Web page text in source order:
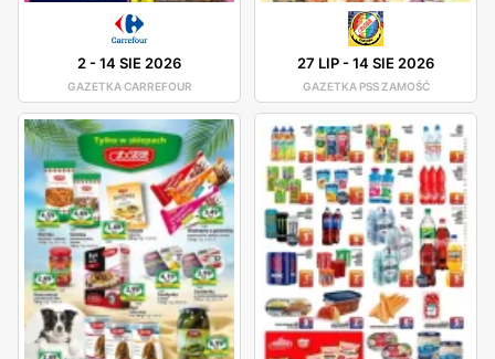
2-14 SIE 2026
GAZETKA CARREFOUR
27 LIP-14 SIE 2026
GAZETKA PSS ZAMOŚĆ